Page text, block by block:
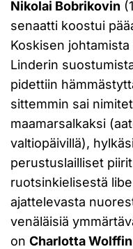
Nikolai Bobrikovin
senaatti koostui
Koskisen
Linderin
pidettiin
sittemmin sai
maamarsalkaksi
valtiopäivillä),
perustuslailliset
ruotsinkielisestä
ajattelevasta
venäläisiä
on Charlotta Wolffin